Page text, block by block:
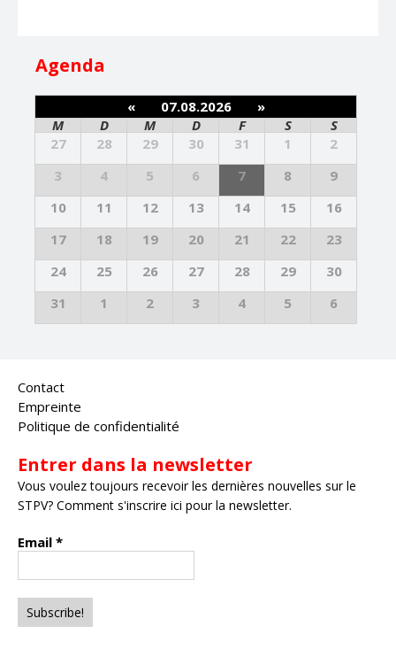
Agenda
« 07.08.2026
»
M
D M D F S
S
27
28 29 30 31 1
2
3
4 5 6 7 8
9
10
11 12 13 14 15
16
17
18 19 20 21 22
23
24
25 26 27 28 29
30
31
1 2 3 4 5 6
Contact
Empreinte
Politique de confidentialité
Entrer dans la newsletter
Vous voulez toujours recevoir les dernières nouvelles sur le
STPV? Comment s'inscrire ici pour la newsletter.
Email *